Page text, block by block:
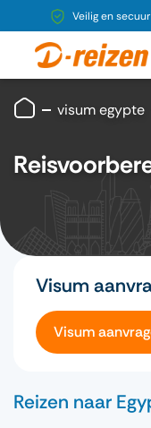
Veilig en
visum egypte
Visum
Visum
Reizen naar